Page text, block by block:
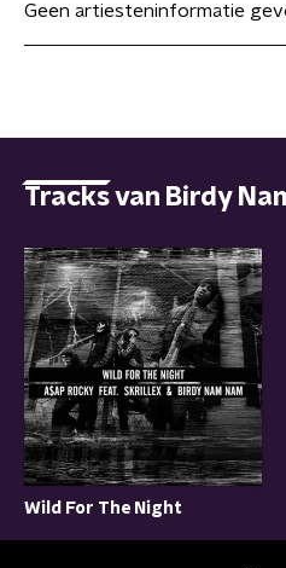
Geen artiesteninformatie
Tracks van Birdy
Wild For The Night